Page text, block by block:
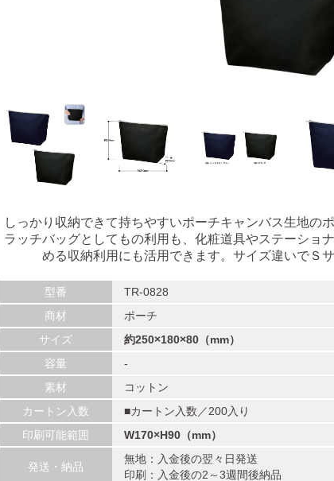
しっかり収納できて持ちやすいポーチキャンバス生地の
ラッチバッグとしてもの利用も、化粧道具やステーショ
める収納利用にも活用できます。サイズ違いでＳ
型番
TR-0828
商材
ポーチ
サイズ
約250×180×80（mm）
容量
-
素材
コットン
カートン入数
■カートン入数／200入り
印刷可能範囲
W170×H90（mm）
発送・納品
無地：入金後の翌々日発送
印刷：入金後の2～3週間後納品